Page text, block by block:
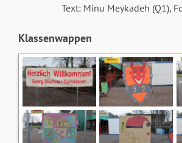
Text: Minu Meykadeh (Q1),
Klassenwappen